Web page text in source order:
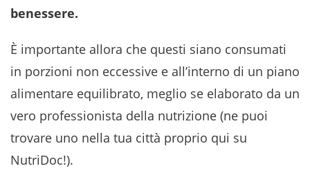
benessere.
È importante allora che questi siano consumati
in porzioni non eccessive e all’interno di un piano
alimentare equilibrato, meglio se elaborato da un
vero professionista della nutrizione (ne puoi
trovare uno nella tua città proprio qui su
NutriDoc!).